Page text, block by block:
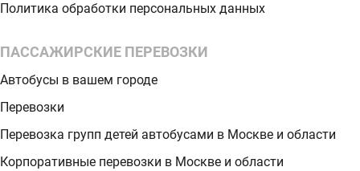
ПАССАЖИРСКИЕ ПЕРЕВОЗКИ
Автобусы в вашем городе
Перевозки
Перевозка групп детей автобусами в Москве и области
Корпоративные перевозки в Москве и области
Политика обработки персональных данных